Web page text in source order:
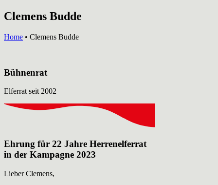
Clemens Budde
Home • Clemens Budde
Bühnenrat
​Elferrat seit 2002
Ehrung für 22 Jahre Herrenelferrat
in der Kampagne 2023
Lieber Clemens,